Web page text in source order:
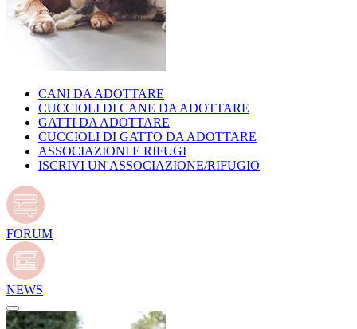
CANI DA ADOTTARE
CUCCIOLI DI CANE DA ADOTTARE
GATTI DA ADOTTARE
CUCCIOLI DI GATTO DA ADOTTARE
ASSOCIAZIONI E RIFUGI
ISCRIVI UN'ASSOCIAZIONE/RIFUGIO
FORUM
NEWS